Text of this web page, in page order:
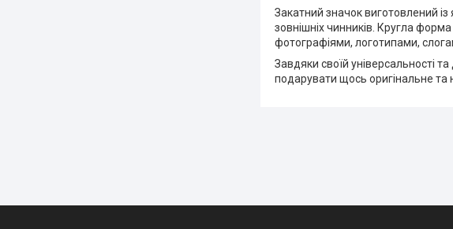
Закатний значок виготовлений із
зовнішніх чинників. Кругла
фотографіями, логотипами,
Завдяки своїй універсальності
подарувати щось оригінальне та